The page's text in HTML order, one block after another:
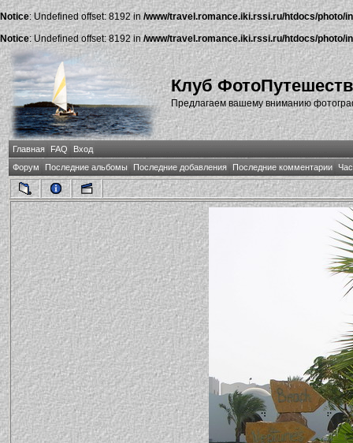
Notice: Undefined offset: 8192 in /www/travel.romance.iki.rssi.ru/htdocs/photo/
Notice: Undefined offset: 8192 in/www/travel.romance.iki.rssi.ru/htdocs/photo/
Клуб
Предлагаем вашему вниманию
Главная FAQ
Вход
Форум
Последние альбомы Последние добавления Последние комментарии